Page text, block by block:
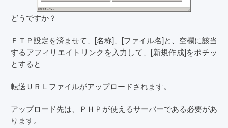
どうですか？
ＦＴＰ設定を済ませて、[名称]、[ファイル名]と、空欄に該当
するアフィリエイトリンクを入力して、[新規作成]をポチッ
とすると
転送ＵＲＬファイルがアップロードされます。
アップロード先は、ＰＨＰが使えるサーバーである必要があ
ります。